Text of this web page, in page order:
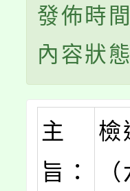
發佈時
內容狀
主
旨：
檢